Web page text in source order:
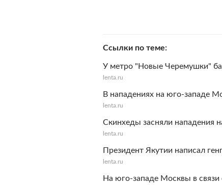
Ссылки по теме
У метро "Новые Черемушки"
lenta.ru
В нападениях на юго-западе
lenta.ru
Скинхеды засняли нападения
lenta.ru
Президент Якутии написал
lenta.ru
На юго-западе Москвы в